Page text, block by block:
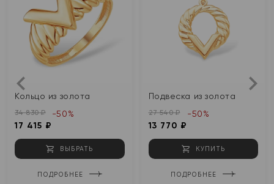
Кольцо из золота
34 830 ₽
17 415 ₽
-50%
ВЫБРАТЬ
ПОДРОБНЕЕ
Подвеска из золота
27 540 ₽
13 770 ₽
-50%
КУПИТЬ
ПОДРОБНЕЕ